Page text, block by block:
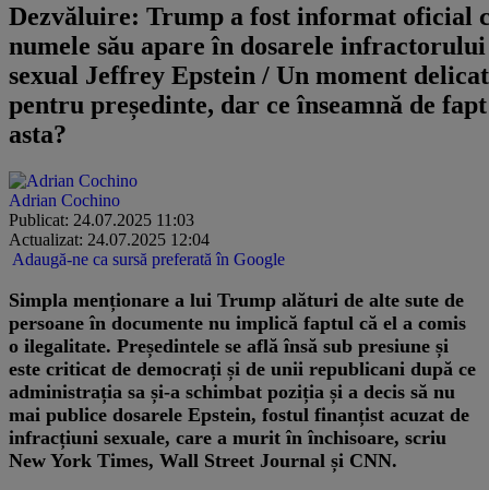
Dezvăluire: Trump a fost informat oficial
numele său apare în dosarele infractorului
sexual Jeffrey Epstein / Un moment delicat
pentru președinte, dar ce înseamnă de fapt
asta?
Adrian Cochino
Publicat: 24.07.2025 11:03
Actualizat: 24.07.2025 12:04
Adaugă-ne ca sursă preferată în Google
Simpla menționare a lui Trump alături de alte sute de
persoane în documente nu implică faptul că el a comis
o ilegalitate. Președintele se află însă sub presiune și
este criticat de democrați și de unii republicani după ce
administrația sa și-a schimbat poziția și a decis să nu
mai publice dosarele Epstein, fostul finanțist acuzat de
infracțiuni sexuale, care a murit în închisoare, scriu
New York Times, Wall Street Journal și CNN.